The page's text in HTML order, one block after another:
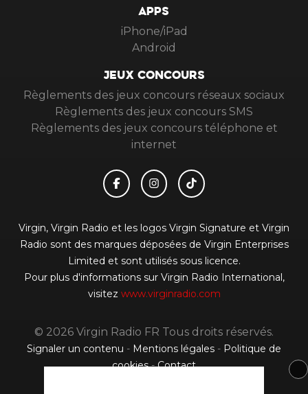
APPS
iPhone/iPad
Android
JEUX CONCOURS
Règlements des jeux concours réseaux sociaux
Règlements des jeux concours SMS
Règlements des jeux concours téléphone et
internet
Virgin, Virgin Radio et les logos Virgin Signature et Virgin
Radio sont des marques déposées de Virgin Enterprises
Limited et sont utilisés sous licence.
Pour plus d'informations sur Virgin Radio International,
visitez www.virginradio.com
© 2026 Virgin Radio FR Tous droits réservés.
Signaler un contenu - Mentions légales - Politique de
cookies-Contact